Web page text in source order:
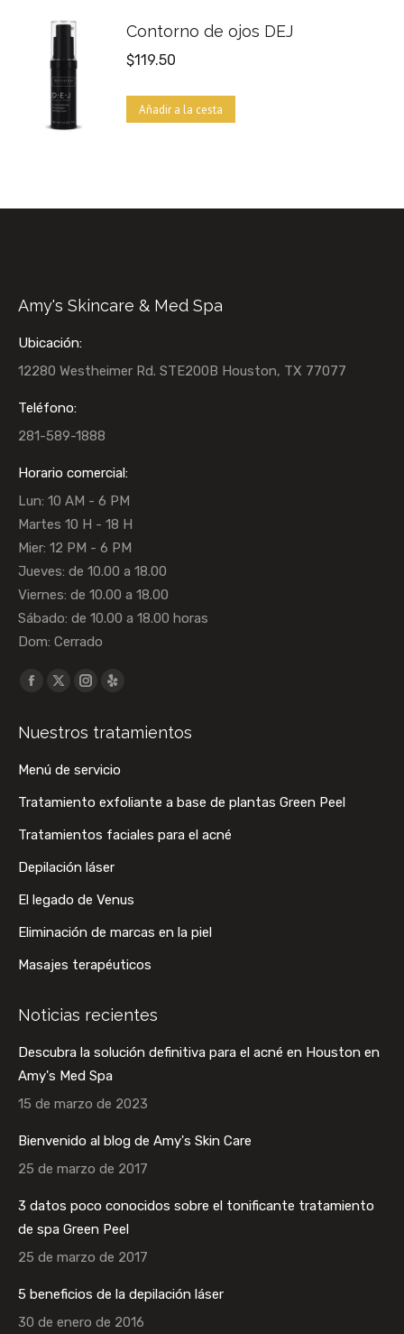
Contorno de ojos DEJ
$119.50
Añadir a la cesta
Amy's Skincare & Med Spa
Ubicación:
12280 Westheimer Rd. STE200B Houston, TX 77077
Teléfono:
281-589-1888
Horario comercial:
Lun: 10 AM - 6 PM
Martes 10 H - 18 H
Mier: 12 PM - 6 PM
Jueves: de 10.00 a 18.00
Viernes: de 10.00 a 18.00
Sábado: de 10.00 a 18.00 horas
Dom: Cerrado
Encuéntranos en:
La
Facebook
en
una
nueva
La
X
se
en
una
La
Instagram
en
una
La
Yelp
se
en
una
Nuestros tratamientos
Menú de servicio
Tratamiento exfoliante a base de plantas Green Peel
Tratamientos faciales para el acné
Depilación láser
El legado de Venus
Eliminación de marcas en la piel
Masajes terapéuticos
Noticias recientes
Descubra la solución definitiva para el acné en Houston en
Amy's Med Spa
15 de marzo de 2023
Bienvenido al blog de Amy's Skin Care
25 de marzo de 2017
3 datos poco conocidos sobre el tonificante tratamiento
de spa Green Peel
25 de marzo de 2017
5 beneficios de la depilación láser
30 de enero de 2016